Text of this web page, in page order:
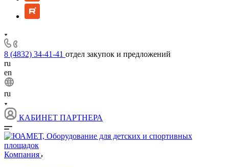
8 (4832) 34-41-41 отдел закупок и предложений
ru
en
ru
КАБИНЕТ ПАРТНЕРА
Компания